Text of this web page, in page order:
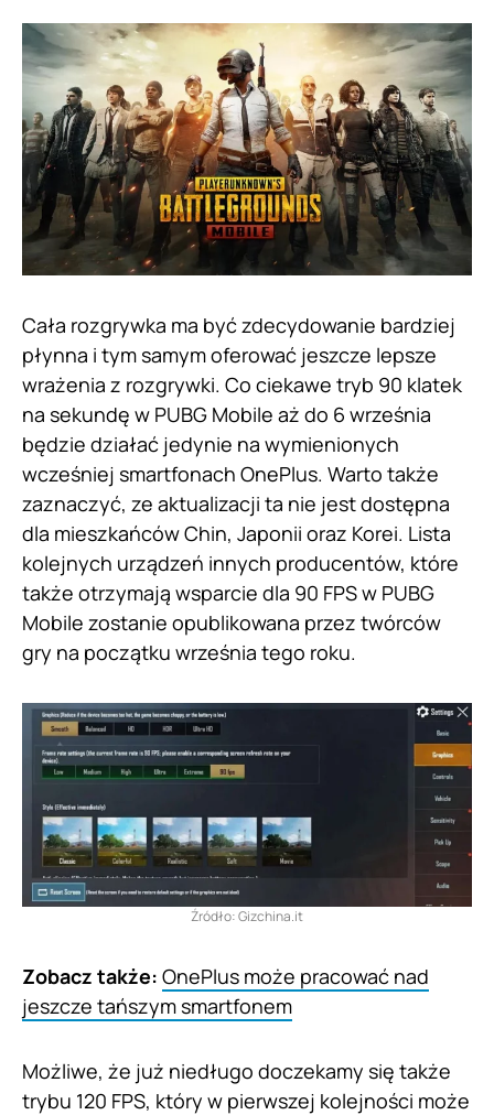
Cała rozgrywka ma być zdecydowanie bardziej
płynna i tym samym oferować jeszcze lepsze
wrażenia z rozgrywki. Co ciekawe tryb 90 klatek
na sekundę w PUBG Mobile aż do 6 września
będzie działać jedynie na wymienionych
wcześniej smartfonach OnePlus. Warto także
zaznaczyć, ze aktualizacji ta nie jest dostępna
dla mieszkańców Chin, Japonii oraz Korei. Lista
kolejnych urządzeń innych producentów, które
także otrzymają wsparcie dla 90 FPS w PUBG
Mobile zostanie opublikowana przez twórców
gry na początku września tego roku.
Źródło: Gizchina.it
Zobacz także: OnePlus może pracować nad
jeszcze tańszym smartfonem
Możliwe, że już niedługo doczekamy się także
trybu 120 FPS, który w pierwszej kolejności może